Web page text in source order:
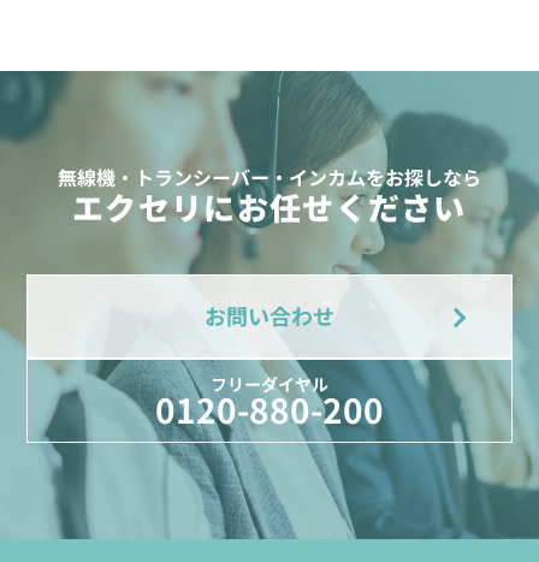
無線機・トランシーバー・インカムをお探しなら
エクセリにお任せください
お問い合わせ
フリーダイヤル
0120-880-200